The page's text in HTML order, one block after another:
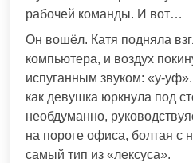
рабочей команды. И вот…
Он вошёл. Катя подняла
компьютера, и воздух
испуганным звуком: «у-
как девушка юркнула под
необдуманно,
на пороге офиса, болтая с
самый тип из «лексуса».